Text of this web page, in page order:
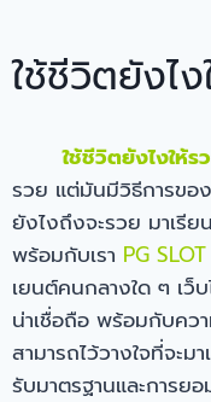
ใช้ชีวิตยังไ
ใช้ชีวิตยังไงให้ร
รวย แต่มันมีวิธีการขอ
ยังไงถึงจะรวย มาเรี
พร้อมกับเรา PG SLOT
เยนต์คนกลางใด ๆ เว็
น่าเชื่อถือ พร้อมกับคว
สามารถไว้วางใจที่จะม
รับมาตรฐานและการย